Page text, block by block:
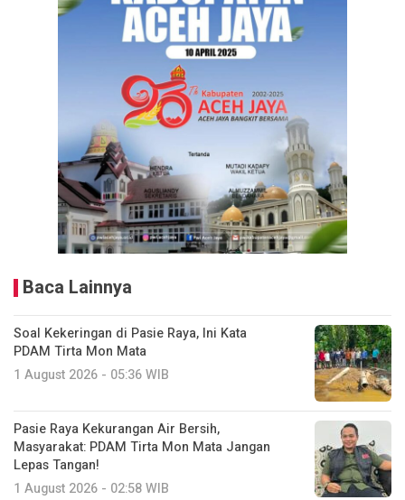
Baca Lainnya
Soal Kekeringan di Pasie Raya, Ini Kata
PDAM Tirta Mon Mata
1 August 2026 - 05:36 WIB
Pasie Raya Kekurangan Air Bersih,
Masyarakat: PDAM Tirta Mon Mata Jangan
Lepas Tangan!
1 August 2026 - 02:58 WIB